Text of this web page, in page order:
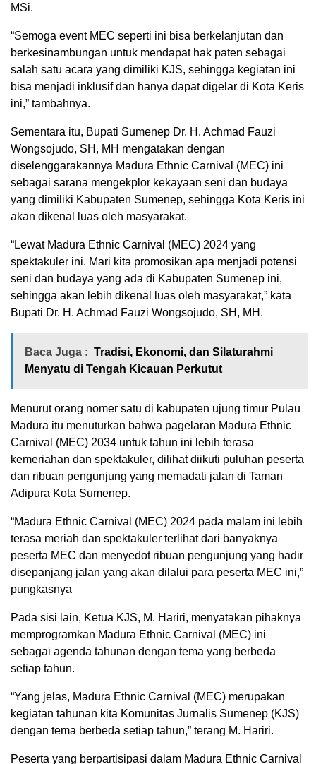
MSi.
“Semoga event MEC seperti ini bisa berkelanjutan dan
berkesinambungan untuk mendapat hak paten sebagai
salah satu acara yang dimiliki KJS, sehingga kegiatan ini
bisa menjadi inklusif dan hanya dapat digelar di Kota Keris
ini,” tambahnya.
Sementara itu, Bupati Sumenep Dr. H. Achmad Fauzi
Wongsojudo, SH, MH mengatakan dengan
diselenggarakannya Madura Ethnic Carnival (MEC) ini
sebagai sarana mengekplor kekayaan seni dan budaya
yang dimiliki Kabupaten Sumenep, sehingga Kota Keris ini
akan dikenal luas oleh masyarakat.
“Lewat Madura Ethnic Carnival (MEC) 2024 yang
spektakuler ini. Mari kita promosikan apa menjadi potensi
seni dan budaya yang ada di Kabupaten Sumenep ini,
sehingga akan lebih dikenal luas oleh masyarakat,” kata
Bupati Dr. H. Achmad Fauzi Wongsojudo, SH, MH.
Baca Juga : Tradisi, Ekonomi, dan Silaturahmi
Menyatu di Tengah Kicauan Perkutut
Menurut orang nomer satu di kabupaten ujung timur Pulau
Madura itu menuturkan bahwa pagelaran Madura Ethnic
Carnival (MEC) 2034 untuk tahun ini lebih terasa
kemeriahan dan spektakuler, dilihat diikuti puluhan peserta
dan ribuan pengunjung yang memadati jalan di Taman
Adipura Kota Sumenep.
“Madura Ethnic Carnival (MEC) 2024 pada malam ini lebih
terasa meriah dan spektakuler terlihat dari banyaknya
peserta MEC dan menyedot ribuan pengunjung yang hadir
disepanjang jalan yang akan dilalui para peserta MEC ini,”
pungkasnya
Pada sisi lain, Ketua KJS, M. Hariri, menyatakan pihaknya
memprogramkan Madura Ethnic Carnival (MEC) ini
sebagai agenda tahunan dengan tema yang berbeda
setiap tahun.
“Yang jelas, Madura Ethnic Carnival (MEC) merupakan
kegiatan tahunan kita Komunitas Jurnalis Sumenep (KJS)
dengan tema berbeda setiap tahun,” terang M. Hariri.
Peserta yang berpartisipasi dalam Madura Ethnic Carnival